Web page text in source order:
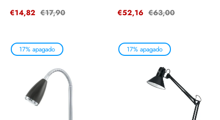
Precio
€14,82 Precio
€17,90
Precio
€52,16 Precio
€63,00
17% apagado 17% apagado